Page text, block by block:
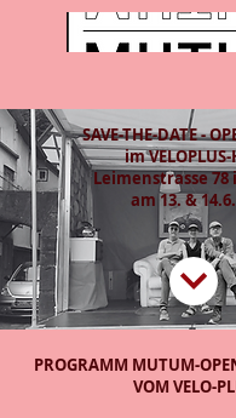
SAVE-THE-DATE -
im VELOPLUS-
Leimenstrasse 78
am 13. &
PROGRAMM MUTUM-
VOM VELO-